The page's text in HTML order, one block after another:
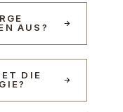
AUS?
DIE